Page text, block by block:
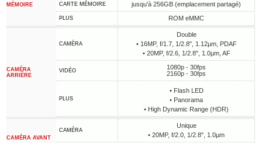
MÉMOIRE CARTE MÉMOIRE jusqu'à 256GB (emplacement partagé)
PLUS ROM eMMC
CAMÉRA
ARRIÈRE
CAMÉRA
Double
• 16MP, f/1.7, 1/2.8", 1.12µm, PDAF
• 20MP, f/2.6, 1/2.8", 1.0µm, AF
VIDÉO
1080p - 30fps
2160p - 30fps
PLUS
• Flash LED
• Panorama
• High Dynamic Range (HDR)
CAMÉRA AVANT
CAMÉRA
Unique
• 20MP, f/2.0, 1/2.8", 1.0µm